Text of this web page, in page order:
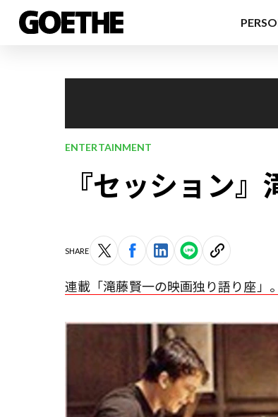
ENTERTAINMENT
『セッション
SHARE
連載「滝藤賢一の映画独り語り座」。